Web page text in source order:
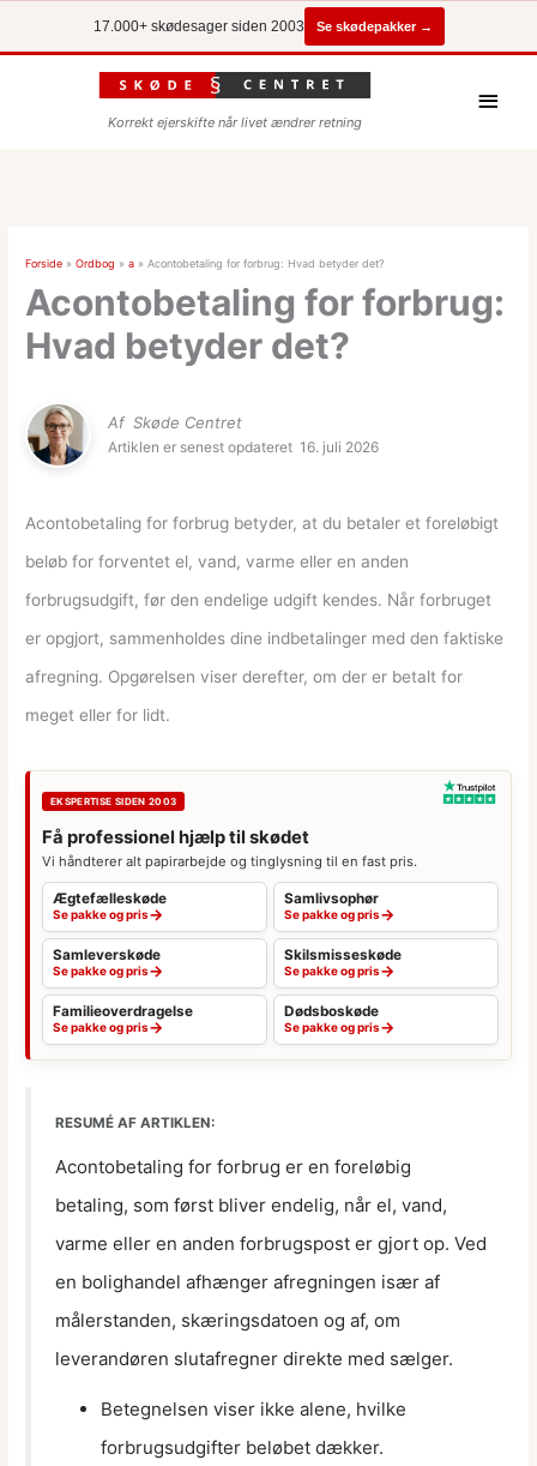
17.000+ skødesager siden 2003 Se skødepakker →
Korrekt ejerskifte når livet ændrer retning
Forside »Ordbog »a »Acontobetaling for forbrug: Hvad betyder det?
Acontobetaling for forbrug:
Hvad betyder det?
Af Skøde Centret
Artiklen er senest opdateret 16. juli 2026
Acontobetaling for forbrug betyder, at du betaler et foreløbigt
beløb for forventet el, vand, varme eller en anden
forbrugsudgift, før den endelige udgift kendes. Når forbruget
er opgjort, sammenholdes dine indbetalinger med den faktiske
afregning. Opgørelsen viser derefter, om der er betalt for
meget eller for lidt.
EKSPERTISE SIDEN 2003
Få professionel hjælp til skødet
Vi håndterer alt papirarbejde og tinglysning til en fast pris.
Ægtefælleskøde
Se pakke og pris→
Samlivsophør
Se pakke og pris→
Samleverskøde
Se pakke og pris→
Skilsmisseskøde
Se pakke og pris→
Familieoverdragelse
Se pakke og pris→
Dødsboskøde
Se pakke og pris→
RESUMÉ AF ARTIKLEN:
Acontobetaling for forbrug er en foreløbig
betaling, som først bliver endelig, når el, vand,
varme eller en anden forbrugspost er gjort op. Ved
en bolighandel afhænger afregningen især af
målerstanden, skæringsdatoen og af, om
leverandøren slutafregner direkte med sælger.
Betegnelsen viser ikke alene, hvilke
forbrugsudgifter beløbet dækker.